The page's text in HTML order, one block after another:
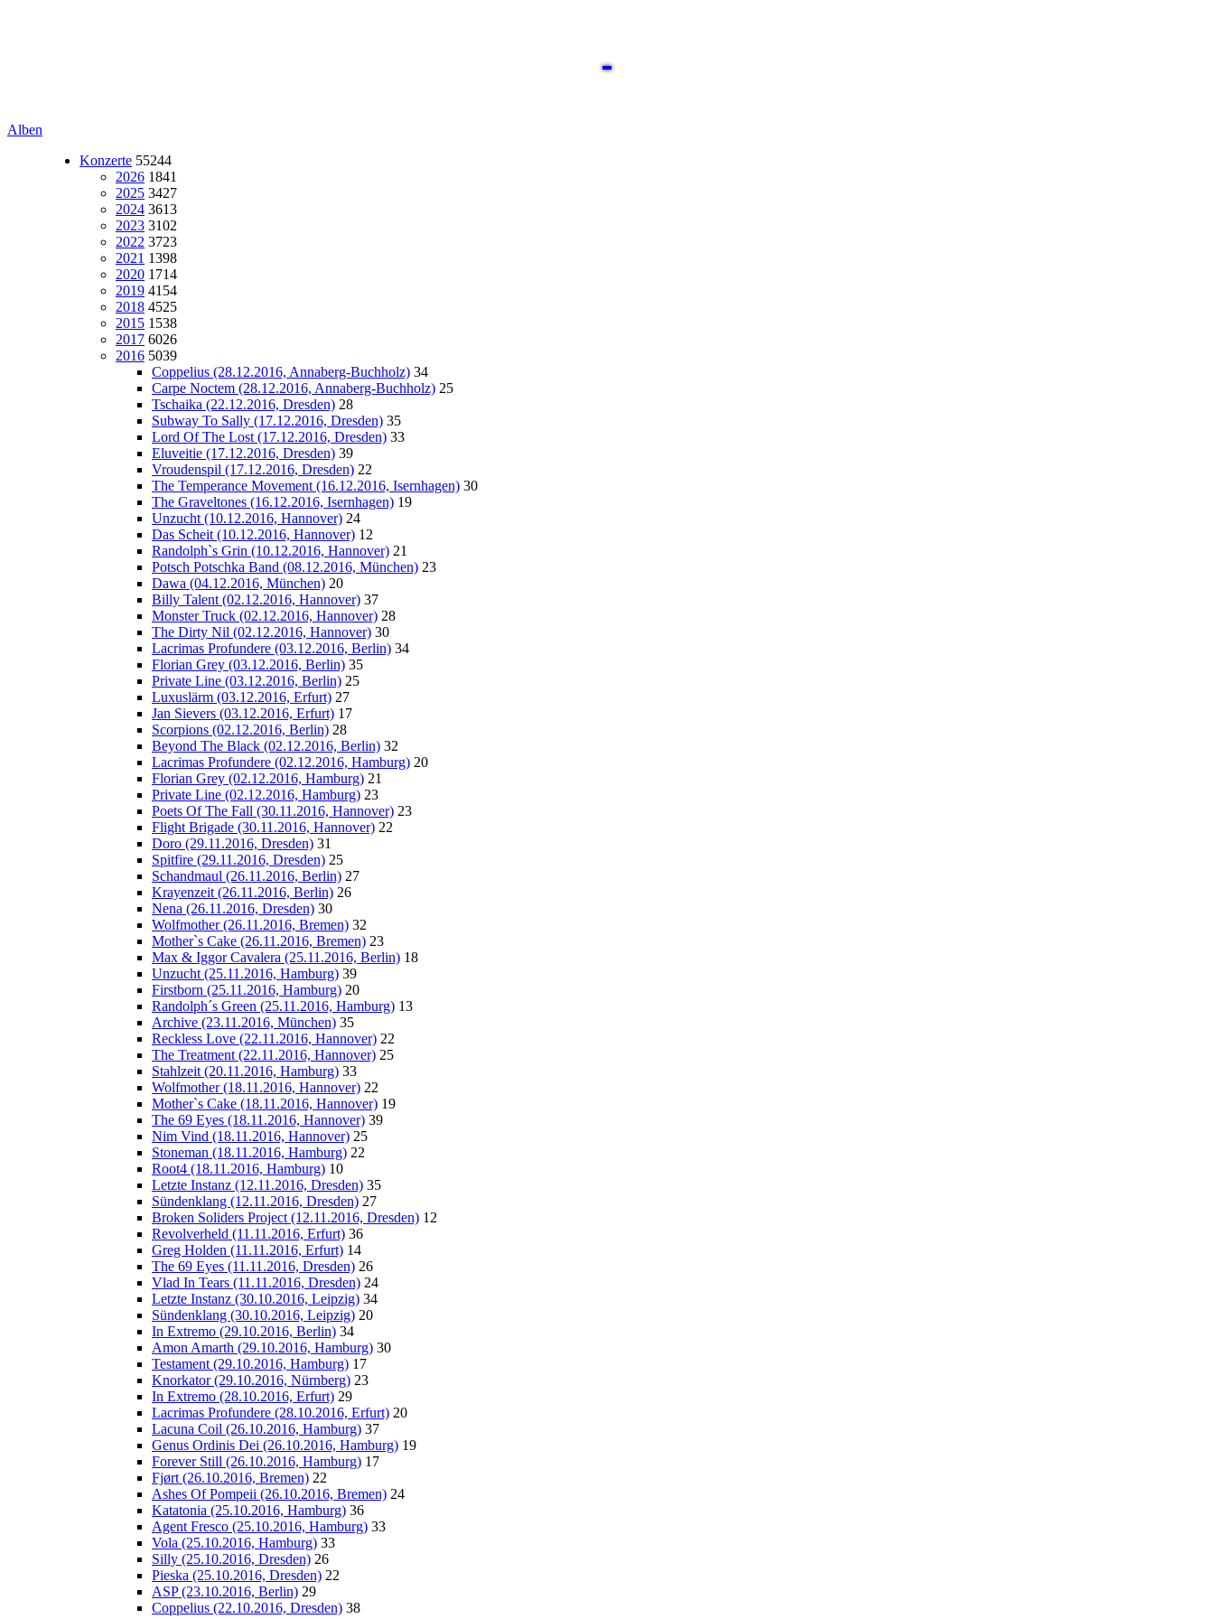
Alben
Konzerte 55244
2026 1841
2025 3427
2024 3613
2023 3102
2022 3723
2021 1398
2020 1714
2019 4154
2018 4525
2015 1538
2017 6026
2016 5039
Coppelius (28.12.2016, Annaberg-Buchholz) 34
Carpe Noctem (28.12.2016, Annaberg-Buchholz) 25
Tschaika (22.12.2016, Dresden) 28
Subway To Sally (17.12.2016, Dresden) 35
Lord Of The Lost (17.12.2016, Dresden) 33
Eluveitie (17.12.2016, Dresden) 39
Vroudenspil (17.12.2016, Dresden) 22
The Temperance Movement (16.12.2016, Isernhagen) 30
The Graveltones (16.12.2016, Isernhagen) 19
Unzucht (10.12.2016, Hannover) 24
Das Scheit (10.12.2016, Hannover) 12
Randolph`s Grin (10.12.2016, Hannover) 21
Potsch Potschka Band (08.12.2016, München) 23
Dawa (04.12.2016, München) 20
Billy Talent (02.12.2016, Hannover) 37
Monster Truck (02.12.2016, Hannover) 28
The Dirty Nil (02.12.2016, Hannover) 30
Lacrimas Profundere (03.12.2016, Berlin) 34
Florian Grey (03.12.2016, Berlin) 35
Private Line (03.12.2016, Berlin) 25
Luxuslärm (03.12.2016, Erfurt) 27
Jan Sievers (03.12.2016, Erfurt) 17
Scorpions (02.12.2016, Berlin) 28
Beyond The Black (02.12.2016, Berlin) 32
Lacrimas Profundere (02.12.2016, Hamburg) 20
Florian Grey (02.12.2016, Hamburg) 21
Private Line (02.12.2016, Hamburg) 23
Poets Of The Fall (30.11.2016, Hannover) 23
Flight Brigade (30.11.2016, Hannover) 22
Doro (29.11.2016, Dresden) 31
Spitfire (29.11.2016, Dresden) 25
Schandmaul (26.11.2016, Berlin) 27
Krayenzeit (26.11.2016, Berlin) 26
Nena (26.11.2016, Dresden) 30
Wolfmother (26.11.2016, Bremen) 32
Mother`s Cake (26.11.2016, Bremen) 23
Max & Iggor Cavalera (25.11.2016, Berlin) 18
Unzucht (25.11.2016, Hamburg) 39
Firstborn (25.11.2016, Hamburg) 20
Randolph´s Green (25.11.2016, Hamburg) 13
Archive (23.11.2016, München) 35
Reckless Love (22.11.2016, Hannover) 22
The Treatment (22.11.2016, Hannover) 25
Stahlzeit (20.11.2016, Hamburg) 33
Wolfmother (18.11.2016, Hannover) 22
Mother`s Cake (18.11.2016, Hannover) 19
The 69 Eyes (18.11.2016, Hannover) 39
Nim Vind (18.11.2016, Hannover) 25
Stoneman (18.11.2016, Hamburg) 22
Root4 (18.11.2016, Hamburg) 10
Letzte Instanz (12.11.2016, Dresden) 35
Sündenklang (12.11.2016, Dresden) 27
Broken Soliders Project (12.11.2016, Dresden) 12
Revolverheld (11.11.2016, Erfurt) 36
Greg Holden (11.11.2016, Erfurt) 14
The 69 Eyes (11.11.2016, Dresden) 26
Vlad In Tears (11.11.2016, Dresden) 24
Letzte Instanz (30.10.2016, Leipzig) 34
Sündenklang (30.10.2016, Leipzig) 20
In Extremo (29.10.2016, Berlin) 34
Amon Amarth (29.10.2016, Hamburg) 30
Testament (29.10.2016, Hamburg) 17
Knorkator (29.10.2016, Nürnberg) 23
In Extremo (28.10.2016, Erfurt) 29
Lacrimas Profundere (28.10.2016, Erfurt) 20
Lacuna Coil (26.10.2016, Hamburg) 37
Genus Ordinis Dei (26.10.2016, Hamburg) 19
Forever Still (26.10.2016, Hamburg) 17
Fjørt (26.10.2016, Bremen) 22
Ashes Of Pompeii (26.10.2016, Bremen) 24
Katatonia (25.10.2016, Hamburg) 36
Agent Fresco (25.10.2016, Hamburg) 33
Vola (25.10.2016, Hamburg) 33
Silly (25.10.2016, Dresden) 26
Pieska (25.10.2016, Dresden) 22
ASP (23.10.2016, Berlin) 29
Coppelius (22.10.2016, Dresden) 38